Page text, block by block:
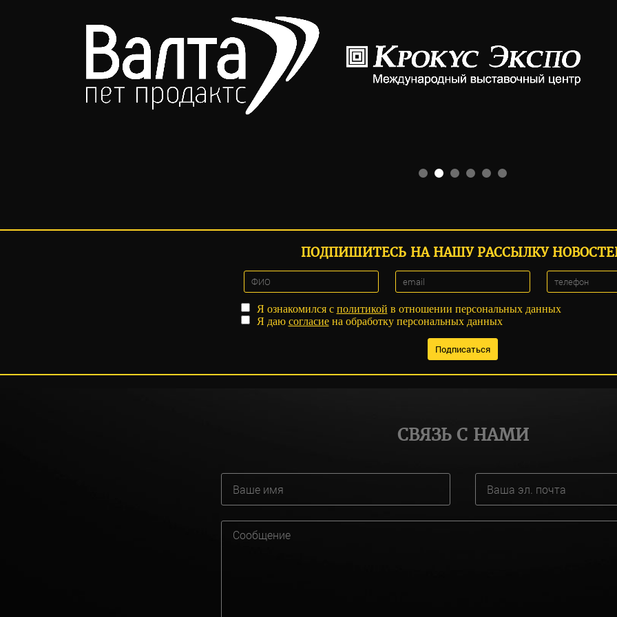
ПОДПИШИТЕСЬ НА НАШУ РАССЫЛКУ
Я ознакомился с политикой в отношении персональных данных
Я даю согласиена обработку персональных данных
СВЯЗЬ С НАМИ